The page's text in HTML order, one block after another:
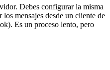
Debes configurar la misma
mensajes desde un cliente de
Es un proceso lento, pero